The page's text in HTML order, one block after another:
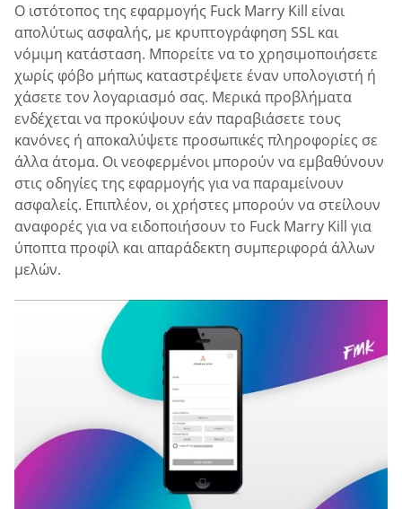
Ο ιστότοπος της εφαρμογής Fuck Marry Kill είναι
απολύτως ασφαλής, με κρυπτογράφηση SSL και
νόμιμη κατάσταση. Μπορείτε να το χρησιμοποιήσετε
χωρίς φόβο μήπως καταστρέψετε έναν υπολογιστή ή
χάσετε τον λογαριασμό σας. Μερικά προβλήματα
ενδέχεται να προκύψουν εάν παραβιάσετε τους
κανόνες ή αποκαλύψετε προσωπικές πληροφορίες σε
άλλα άτομα. Οι νεοφερμένοι μπορούν να εμβαθύνουν
στις οδηγίες της εφαρμογής για να παραμείνουν
ασφαλείς. Επιπλέον, οι χρήστες μπορούν να στείλουν
αναφορές για να ειδοποιήσουν το Fuck Marry Kill για
ύποπτα προφίλ και απαράδεκτη συμπεριφορά άλλων
μελών.